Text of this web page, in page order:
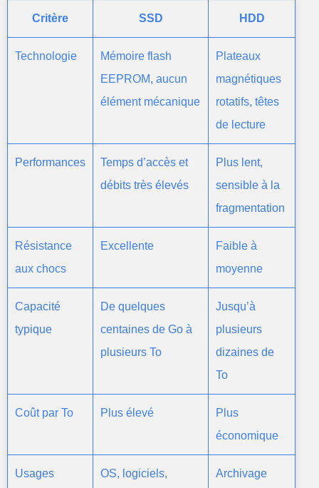
Critère SSD HDD
Technologie
Mémoire flash
EEPROM, aucun
élément mécanique
Plateaux
magnétiques
rotatifs, têtes
de lecture
Performances
Temps d’accès et
débits très élevés
Plus lent,
sensible à la
fragmentation
Résistance
aux chocs
Excellente
Faible à
moyenne
Capacité
typique
De quelques
centaines de Go à
plusieurs To
Jusqu’à
plusieurs
dizaines de
To
Coût par To Plus élevé
Plus
économique
Usages
OS, logiciels,
Archivage